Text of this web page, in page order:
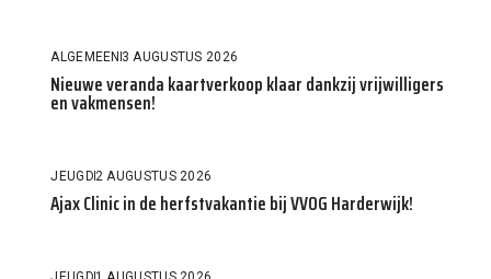
ALGEMEEN 3 AUGUSTUS 2026
Nieuwe veranda kaartverkoop klaar dankzij vrijwilligers
en vakmensen!
JEUGD2 AUGUSTUS 2026
Ajax Clinic in de herfstvakantie bij VVOG Harderwijk!